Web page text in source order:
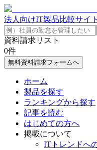
法人向けIT製品比較サイト
資料請求リスト
0件
無料資料請求フォームへ
ホーム
製品を探す
ランキングから探す
記事を読む
はじめての方へ
掲載について
ITトレンドへ